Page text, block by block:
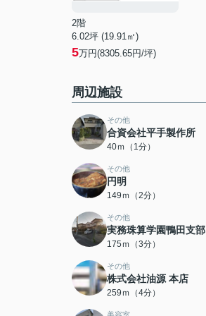
2階
6.02坪 (19.91㎡)
5万円(8305.65円/坪)
周辺施設
その他
合資会社平手製作所
40ｍ（1分）
その他
円明
149ｍ（2分）
その他
実務珠算学園鴨田支部
175ｍ（3分）
その他
株式会社油源 本店
259ｍ（4分）